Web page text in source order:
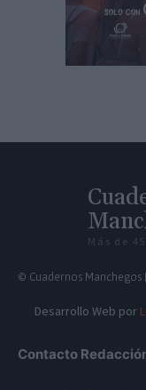
Más de
© Cuadernos Manchegos
Desarrollo Web por
Contacto